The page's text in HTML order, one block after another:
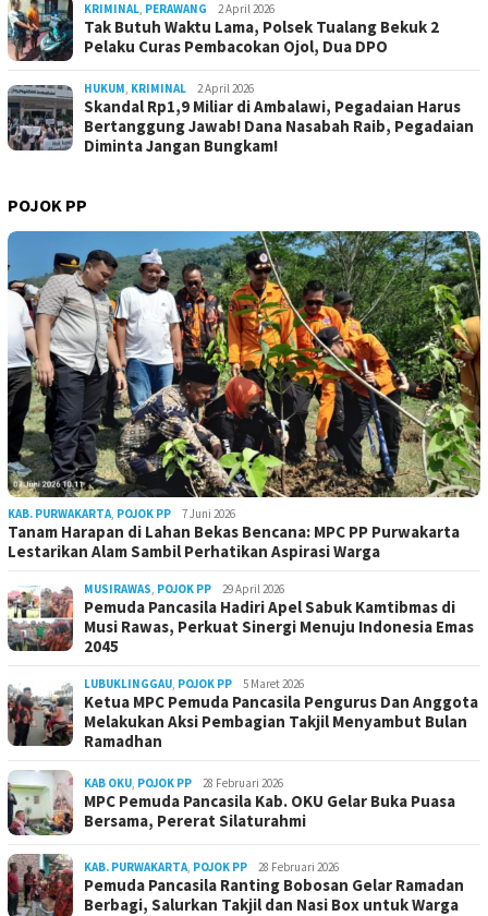
KRIMINAL, PERAWANG 2 April 2026
Tak Butuh Waktu Lama, Polsek Tualang Bekuk 2
Pelaku Curas Pembacokan Ojol, Dua DPO
HUKUM, KRIMINAL 2 April 2026
Skandal Rp1,9 Miliar di Ambalawi, Pegadaian Harus
Bertanggung Jawab! Dana Nasabah Raib, Pegadaian
Diminta Jangan Bungkam!
POJOK PP
KAB. PURWAKARTA, POJOK PP 7 Juni 2026
Tanam Harapan di Lahan Bekas Bencana: MPC PP Purwakarta
Lestarikan Alam Sambil Perhatikan Aspirasi Warga
MUSIRAWAS, POJOK PP 29 April 2026
Pemuda Pancasila Hadiri Apel Sabuk Kamtibmas di
Musi Rawas, Perkuat Sinergi Menuju Indonesia Emas
2045
LUBUKLINGGAU, POJOK PP 5 Maret 2026
Ketua MPC Pemuda Pancasila Pengurus Dan Anggota
Melakukan Aksi Pembagian Takjil Menyambut Bulan
Ramadhan
KAB OKU, POJOK PP 28 Februari 2026
MPC Pemuda Pancasila Kab. OKU Gelar Buka Puasa
Bersama, Pererat Silaturahmi
KAB. PURWAKARTA, POJOK PP 28 Februari 2026
Pemuda Pancasila Ranting Bobosan Gelar Ramadan
Berbagi, Salurkan Takjil dan Nasi Box untuk Warga